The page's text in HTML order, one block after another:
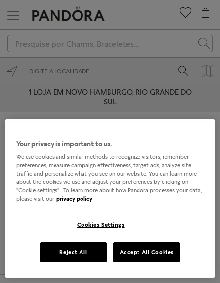
Novidades
Brincos
Coleções
Presenteie
Localizar lojas
1 LOJA EM NOVO HAMBURGO, RIO GRANDE DO
SUL
VENDEDOR AUTORIZADO
Por favor ligue-nos para confirmar o horário de
funcionamento
Rua Rincão 505 - Q 012
COMO CHEGAR DETALHES
Your privacy is important to us.
We use cookies and similar methods to recognize visitors, remember
preferences, measure campaign effectiveness, target ads, analyze site
traffic and personalize what you see on our website. You can learn more
about the cookies we use and adjust your preferences by clicking on
"Cookie settings" . To learn more about how Pandora processes your data,
please visit our privacy policy
Cookies Settings
Reject All Accept All Cookies